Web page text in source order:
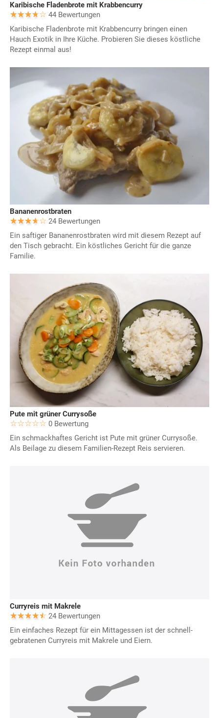
Karibische Fladenbrote mit Krabbencurry
44 Bewertungen
Karibische Fladenbrote mit Krabbencurry bringen einen
Hauch Exotik in Ihre Küche. Probieren Sie dieses köstliche
Rezept einmal aus!
Bananenrostbraten
24 Bewertungen
Ein saftiger Bananenrostbraten wird mit diesem Rezept auf
den Tisch gebracht. Ein köstliches Gericht für die ganze
Familie.
Pute mit grüner Currysoße
0 Bewertung
Ein schmackhaftes Gericht ist Pute mit grüner Currysoße.
Als Beilage zu diesem Familien-Rezept Reis servieren.
Curryreis mit Makrele
24 Bewertungen
Ein einfaches Rezept für ein Mittagessen ist der schnell-
gebratenen Curryreis mit Makrele und Eiern.